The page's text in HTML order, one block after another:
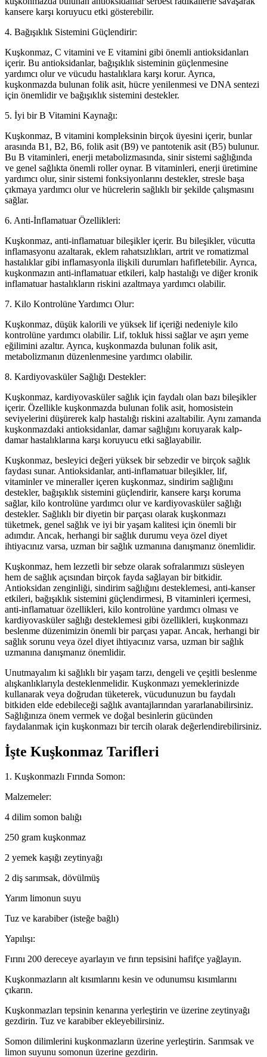
kansere karşı koruyucu etki gösterebilir.
4. Bağışıklık Sistemini Güçlendirir:
Kuşkonmaz, C vitamini ve E vitamini gibi önemli antioksidanları
içerir. Bu antioksidanlar, bağışıklık sisteminin güçlenmesine
yardımcı olur ve vücudu hastalıklara karşı korur. Ayrıca,
kuşkonmazda bulunan folik asit, hücre yenilenmesi ve DNA sentezi
için önemlidir ve bağışıklık sistemini destekler.
5. İyi bir B Vitamini Kaynağı:
Kuşkonmaz, B vitamini kompleksinin birçok üyesini içerir, bunlar
arasında B1, B2, B6, folik asit (B9) ve pantotenik asit (B5) bulunur.
Bu B vitaminleri, enerji metabolizmasında, sinir sistemi sağlığında
ve genel sağlıkta önemli roller oynar. B vitaminleri, enerji üretimine
yardımcı olur, sinir sistemi fonksiyonlarını destekler, stresle başa
çıkmaya yardımcı olur ve hücrelerin sağlıklı bir şekilde çalışmasını
sağlar.
6. Anti-İnflamatuar Özellikleri:
Kuşkonmaz, anti-inflamatuar bileşikler içerir. Bu bileşikler, vücutta
inflamasyonu azaltarak, eklem rahatsızlıkları, artrit ve romatizmal
hastalıklar gibi inflamasyonla ilişkili durumları hafifletebilir. Ayrıca,
kuşkonmazın anti-inflamatuar etkileri, kalp hastalığı ve diğer kronik
inflamatuar hastalıkların riskini azaltmaya yardımcı olabilir.
7. Kilo Kontrolüne Yardımcı Olur:
Kuşkonmaz, düşük kalorili ve yüksek lif içeriği nedeniyle kilo
kontrolüne yardımcı olabilir. Lif, tokluk hissi sağlar ve aşırı yeme
eğilimini azaltır. Ayrıca, kuşkonmazda bulunan folik asit,
metabolizmanın düzenlenmesine yardımcı olabilir.
8. Kardiyovasküler Sağlığı Destekler:
Kuşkonmaz, kardiyovasküler sağlık için faydalı olan bazı bileşikler
içerir. Özellikle kuşkonmazda bulunan folik asit, homosistein
seviyelerini düşürerek kalp hastalığı riskini azaltabilir. Aynı zamanda
kuşkonmazdaki antioksidanlar, damar sağlığını koruyarak kalp-
damar hastalıklarına karşı koruyucu etki sağlayabilir.
Kuşkonmaz, besleyici değeri yüksek bir sebzedir ve birçok sağlık
faydası sunar. Antioksidanlar, anti-inflamatuar bileşikler, lif,
vitaminler ve mineraller içeren kuşkonmaz, sindirim sağlığını
destekler, bağışıklık sistemini güçlendirir, kansere karşı koruma
sağlar, kilo kontrolüne yardımcı olur ve kardiyovasküler sağlığı
destekler. Sağlıklı bir diyetin bir parçası olarak kuşkonmazı
tüketmek, genel sağlık ve iyi bir yaşam kalitesi için önemli bir
adımdır. Ancak, herhangi bir sağlık durumu veya özel diyet
ihtiyacınız varsa, uzman bir sağlık uzmanına danışmanız önemlidir.
Kuşkonmaz, hem lezzetli bir sebze olarak sofralarımızı süsleyen
hem de sağlık açısından birçok fayda sağlayan bir bitkidir.
Antioksidan zenginliği, sindirim sağlığını desteklemesi, anti-kanser
etkileri, bağışıklık sistemini güçlendirmesi, B vitaminleri içermesi,
anti-inflamatuar özellikleri, kilo kontrolüne yardımcı olması ve
kardiyovasküler sağlığı desteklemesi gibi özellikleri, kuşkonmazı
beslenme düzenimizin önemli bir parçası yapar. Ancak, herhangi bir
sağlık sorunu veya özel diyet ihtiyacınız varsa, uzman bir sağlık
uzmanına danışmanız önemlidir.
Unutmayalım ki sağlıklı bir yaşam tarzı, dengeli ve çeşitli beslenme
alışkanlıklarıyla desteklenmelidir. Kuşkonmazı yemeklerinizde
kullanarak veya doğrudan tüketerek, vücudunuzun bu faydalı
bitkiden elde edebileceği sağlık avantajlarından yararlanabilirsiniz.
Sağlığınıza önem vermek ve doğal besinlerin gücünden
faydalanmak için kuşkonmazı bir tercih olarak değerlendirebilirsiniz.
İşte Kuşkonmaz Tarifleri
1. Kuşkonmazlı Fırında Somon:
Malzemeler:
4 dilim somon balığı
250 gram kuşkonmaz
2 yemek kaşığı zeytinyağı
2 diş sarımsak, dövülmüş
Yarım limonun suyu
Tuz ve karabiber (isteğe bağlı)
Yapılışı:
Fırını 200 dereceye ayarlayın ve fırın tepsisini hafifçe yağlayın.
Kuşkonmazların alt kısımlarını kesin ve odunumsu kısımlarını
çıkarın.
Kuşkonmazları tepsinin kenarına yerleştirin ve üzerine zeytinyağı
gezdirin. Tuz ve karabiber ekleyebilirsiniz.
Somon dilimlerini kuşkonmazların üzerine yerleştirin. Sarımsak ve
limon suyunu somonun üzerine gezdirin.